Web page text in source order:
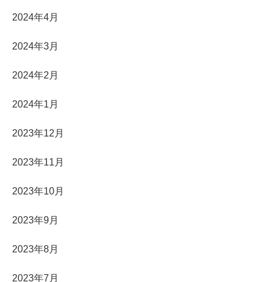
2024年4月
2024年3月
2024年2月
2024年1月
2023年12月
2023年11月
2023年10月
2023年9月
2023年8月
2023年7月